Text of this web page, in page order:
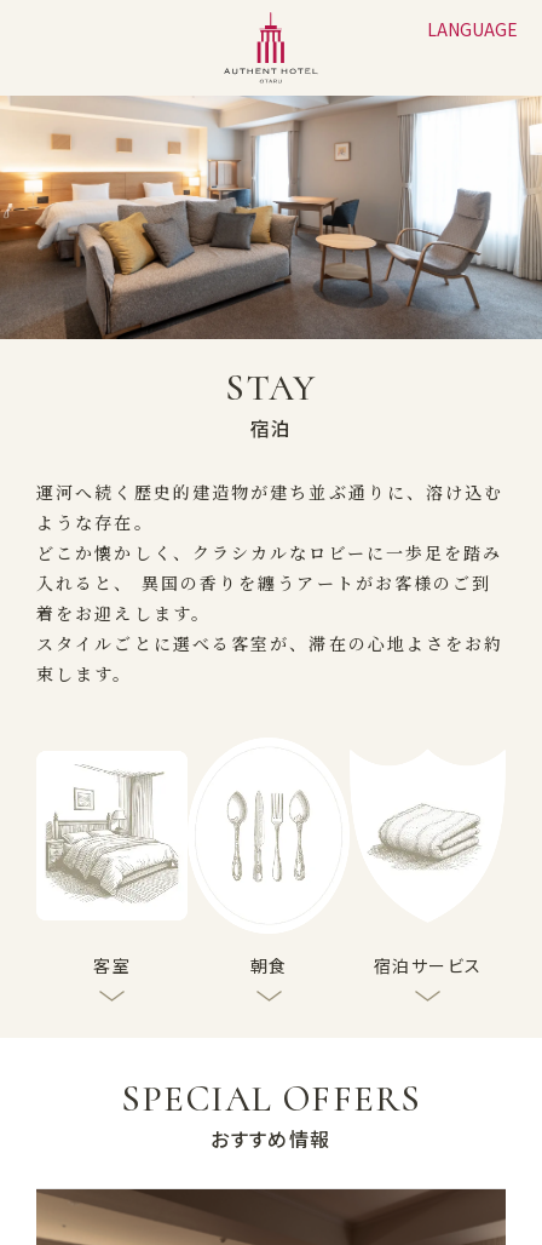
LANGUAGE
STAY
宿泊
運河へ続く歴史的建造物が建ち並ぶ通りに、溶け込む
ような存在。
どこか懐かしく、クラシカルなロビーに一歩足を踏み
入れると、 異国の香りを纏うアートがお客様のご到
着をお迎えします。
スタイルごとに選べる客室が、滞在の心地よさをお約
束します。
客室 朝食 宿泊サービス
SPECIAL OFFERS
おすすめ情報